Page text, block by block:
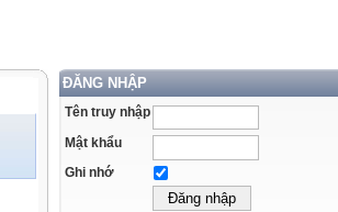
ĐĂNG NHẬP
Tên truy nhập
Mật khẩu
Ghi nhớ